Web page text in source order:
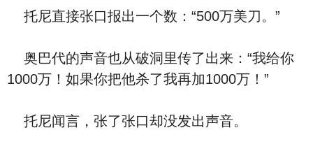
托尼直接张口报出一个数：“500万美刀。”
奥巴代的声音也从破洞里传了出来：“我给你
1000万！如果你把他杀了我再加1000万！”
托尼闻言，张了张口却没发出声音。